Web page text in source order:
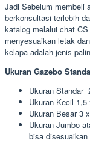
Jadi Sebelum membeli
berkonsultasi terlebih
katalog melalui chat
menyesuaikan letak
kelapa adalah jenis
Ukuran Gazebo
Ukuran Standar
Ukuran Kecil
Ukuran Besar 3
Ukuran Jumbo
bisa